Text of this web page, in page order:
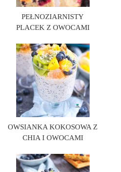
PEŁNOZIARNISTY
PLACEK Z OWOCAMI
OWSIANKA KOKOSOWA Z
CHIA I OWOCAMI